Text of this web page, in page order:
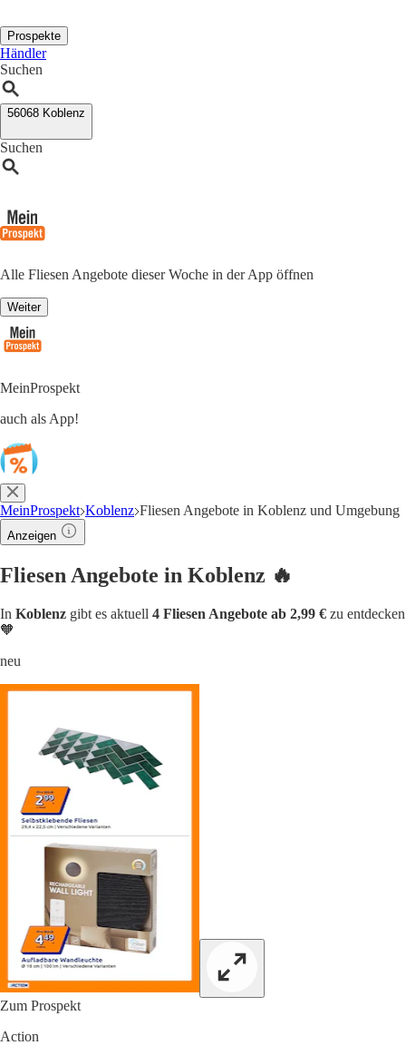
Prospekte
Händler
Suchen
56068 Koblenz
Suchen
Alle Fliesen Angebote dieser Woche in der App öffnen
Weiter
MeinProspekt
auch als App!
MeinProspekt Koblenz Fliesen Angebote in Koblenz und Umgebung
Anzeigen
Fliesen Angebote in Koblenz 🔥
In Koblenz gibt es aktuell 4 Fliesen Angebote ab 2,99 € zu entdecken
🧡
neu
Zum Prospekt
Action